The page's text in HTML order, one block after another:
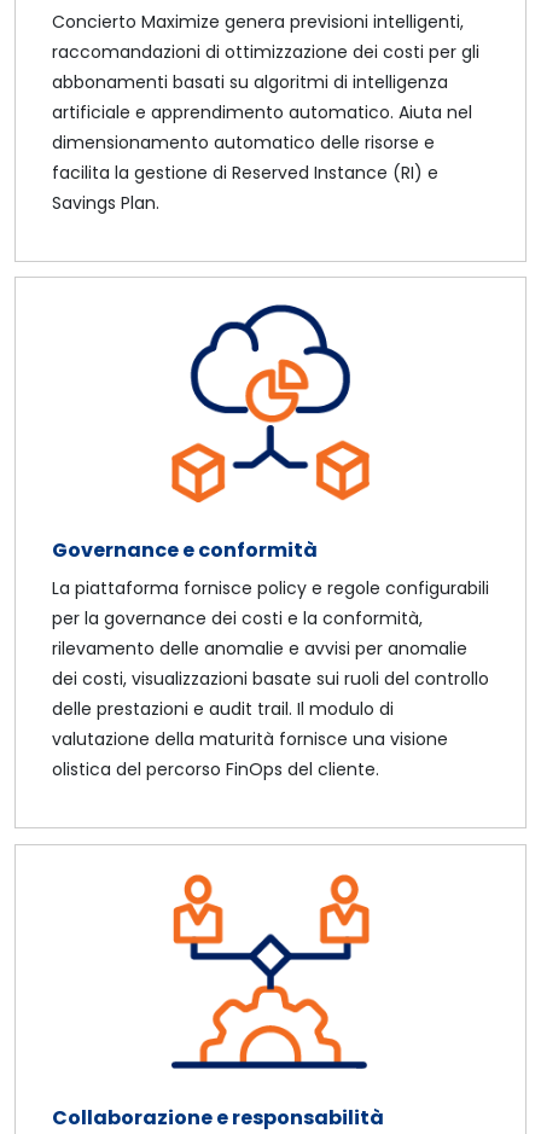
Concierto Maximize genera previsioni intelligenti,
raccomandazioni di ottimizzazione dei costi per gli
abbonamenti basati su algoritmi di intelligenza
artificiale e apprendimento automatico. Aiuta nel
dimensionamento automatico delle risorse e
facilita la gestione di Reserved Instance (RI) e
Savings Plan.
Governance e conformità
La piattaforma fornisce policy e regole configurabili
per la governance dei costi e la conformità,
rilevamento delle anomalie e avvisi per anomalie
dei costi, visualizzazioni basate sui ruoli del controllo
delle prestazioni e audit trail. Il modulo di
valutazione della maturità fornisce una visione
olistica del percorso FinOps del cliente.
Collaborazione e responsabilità